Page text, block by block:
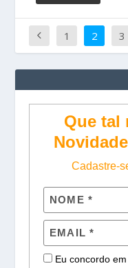
1 2 3
Que tal
Cadastre-
Eu concordo